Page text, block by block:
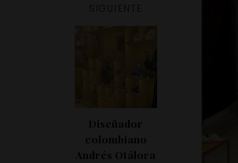
SIGUIENTE
Diseñador
colombiano
Andrés Otálora